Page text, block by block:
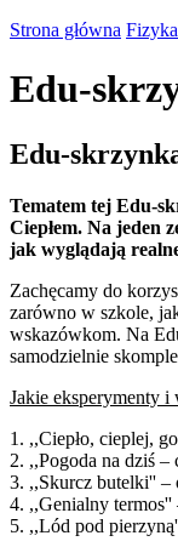
Strona główna
Edu-
Edu-
Tematem tej Edu-
Ciepłem. Na jeden
jak wyglądają
Zachęcamy do
zarówno w szkole,
wskazówkom. Na
samodzielnie
Jakie eksperymenty
1. ,,Ciepło, cieplej,
2. ,,Pogoda na dziś
3. ,,Skurcz butelki'' –
4. ,,Genialny termos''
5. ,,Lód pod